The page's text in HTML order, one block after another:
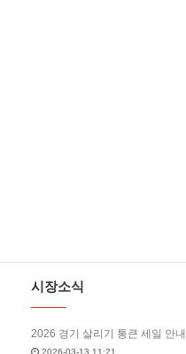
시장소식
2026 경기 살리기 통큰 세일 안내
2026-03-13 11:21